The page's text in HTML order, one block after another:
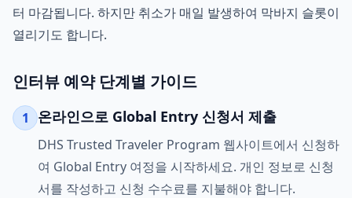
터 마감됩니다. 하지만 취소가 매일 발생하여 막바지 슬롯이
열리기도 합니다.
인터뷰 예약 단계별 가이드
1 온라인으로 Global Entry 신청서 제출
DHS Trusted Traveler Program 웹사이트에서 신청하
여 Global Entry 여정을 시작하세요. 개인 정보로 신청
서를 작성하고 신청 수수료를 지불해야 합니다.